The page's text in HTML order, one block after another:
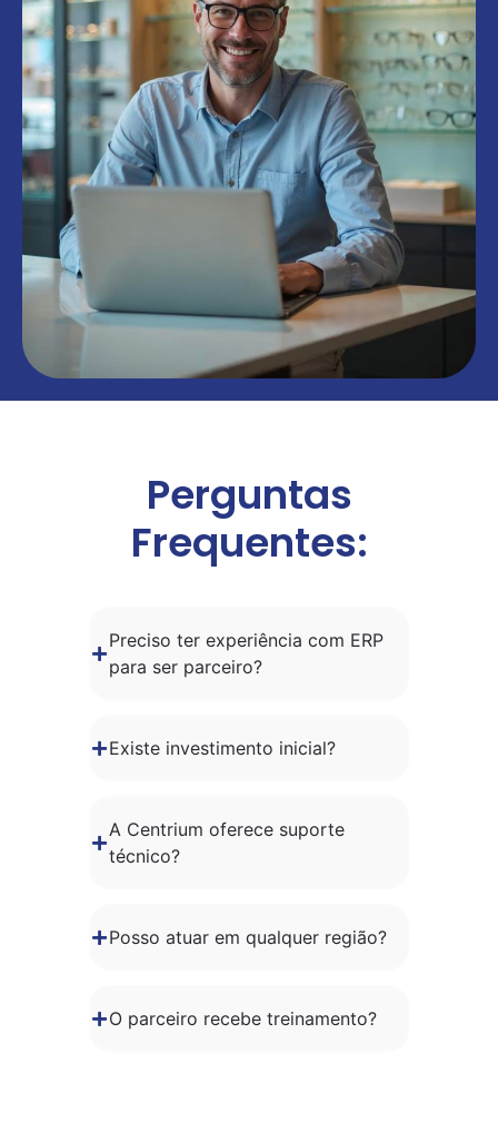
Perguntas
Frequentes:
Preciso ter experiência com ERP
para ser parceiro?
Existe investimento inicial?
A Centrium oferece suporte
técnico?
Posso atuar em qualquer região?
O parceiro recebe treinamento?